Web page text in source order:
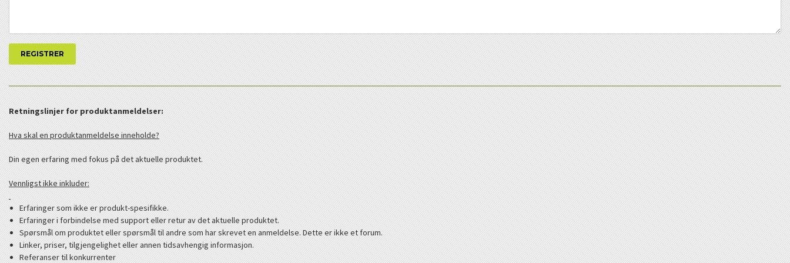
Retningslinjer for produktanmeldelser:
Hva skal en produktanmeldelse inneholde?
Din egen erfaring med fokus på det aktuelle produktet.
Vennligst ikke inkluder:
Erfaringer som ikke er produkt-spesifikke.
Erfaringer i forbindelse med support eller retur av det aktuelle produktet.
Spørsmål om produktet eller spørsmål til andre som har skrevet en anmeldelse. Dette er ikke et forum.
Linker, priser, tilgjengelighet eller annen tidsavhengig informasjon.
Referanser til konkurrenter